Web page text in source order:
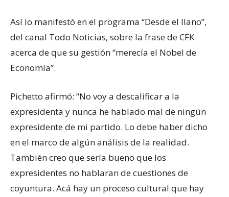
Así lo manifestó en el programa “Desde el llano”,
del canal Todo Noticias, sobre la frase de CFK
acerca de que su gestión “merecía el Nobel de
Economía”.
Pichetto afirmó: “No voy a descalificar a la
expresidenta y nunca he hablado mal de ningún
expresidente de mi partido. Lo debe haber dicho
en el marco de algún análisis de la realidad.
También creo que sería bueno que los
expresidentes no hablaran de cuestiones de
coyuntura. Acá hay un proceso cultural que hay